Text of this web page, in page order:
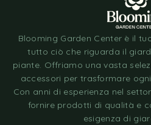
Blooming Garden Center è il
tutto ciò che riguarda il
piante. Offriamo una vasta
accessori per trasformare
Con anni di esperienza nel
fornire prodotti di qualità e
esigenza di